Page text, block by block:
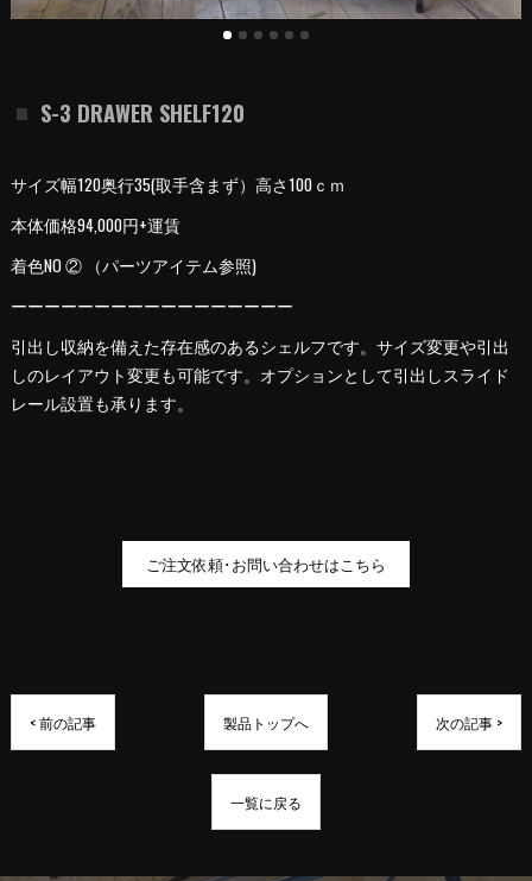
S-3 DRAWER SHELF120
サイズ幅120奥行35(取手含まず）高さ100ｃｍ
本体価格94,000円+運賃
着色NO ② （パーツアイテム参照)
ーーーーーーーーーーーーーーーーー
引出し収納を備えた存在感のあるシェルフです。サイズ変更や引出
しのレイアウト変更も可能です。オプションとして引出しスライド
レール設置も承ります。
ご注文依頼･お問い合わせはこちら
< 前の記事 製品トップへ 次の記事 >
一覧に戻る